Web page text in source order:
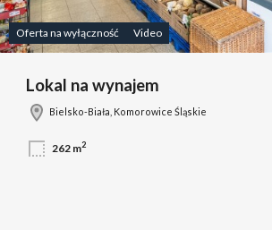
Oferta na wyłączność Video
Lokal na wynajem
Bielsko-Biała, Komorowice Śląskie
262 m2